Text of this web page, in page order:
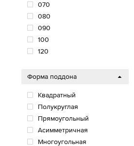
070
080
090
100
120
Форма поддона
Квадратный
Полукруглая
Прямоугольный
Асимметричная
Многоугольная